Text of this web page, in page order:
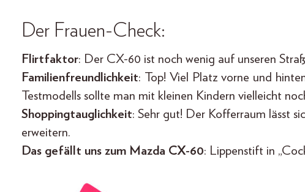
Der Frauen-Check:
Flirtfaktor: Der CX-60 ist noch wenig auf unseren
Familienfreundlichkeit: Top! Viel Platz vorne und
Testmodells sollte man mit kleinen Kindern vielleicht
Shoppingtauglichkeit: Sehr gut! Der Kofferraum lässt
erweitern.
Das gefällt uns zum Mazda CX-60: Lippenstift in